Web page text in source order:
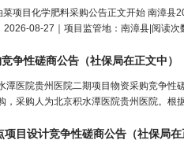
项目化学肥料采购公告正文开始 南漳
08-27｜项目监管地：南漳县|阅读次
争性磋商公告（社保局在正文中）
医院贵州医院二期项目物资采购竞争
采购人为北京积水潭医院贵州医院。根
目设计竞争性磋商公告（社保局在